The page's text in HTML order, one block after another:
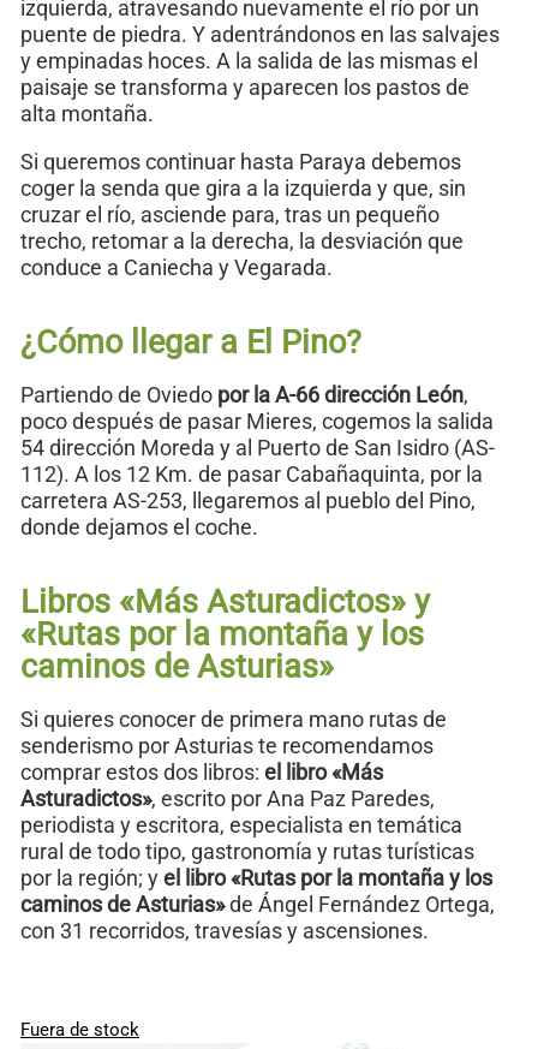
izquierda, atravesando nuevamente el río por un
puente de piedra. Y adentrándonos en las salvajes
y empinadas hoces. A la salida de las mismas el
paisaje se transforma y aparecen los pastos de
alta montaña.
Si queremos continuar hasta Paraya debemos
coger la senda que gira a la izquierda y que, sin
cruzar el río, asciende para, tras un pequeño
trecho, retomar a la derecha, la desviación que
conduce a Caniecha y Vegarada.
¿Cómo llegar a El Pino?
Partiendo de Oviedo por la A-66 dirección León,
poco después de pasar Mieres, cogemos la salida
54 dirección Moreda y al Puerto de San Isidro (AS-
112). A los 12 Km. de pasar Cabañaquinta, por la
carretera AS-253, llegaremos al pueblo del Pino,
donde dejamos el coche.
Libros «Más Asturadictos» y
«Rutas por la montaña y los
caminos de Asturias»
Si quieres conocer de primera mano rutas de
senderismo por Asturias te recomendamos
comprar estos dos libros: el libro «Más
Asturadictos», escrito por Ana Paz Paredes,
periodista y escritora, especialista en temática
rural de todo tipo, gastronomía y rutas turísticas
por la región; yel libro «Rutas por la montaña y los
caminos de Asturias»de Ángel Fernández Ortega,
con 31 recorridos, travesías y ascensiones.
Fuera de stock